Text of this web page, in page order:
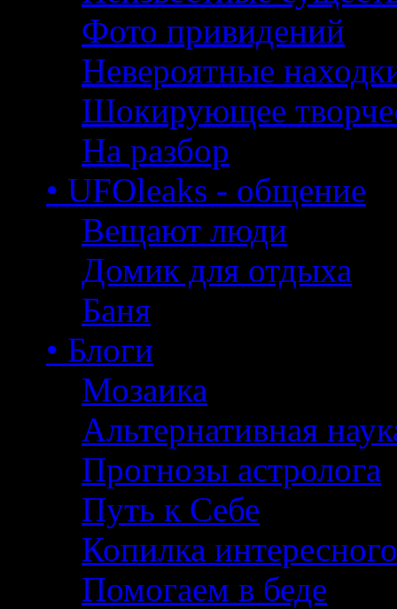
Фото привидений
Невероятные
Шокирующее
На разбор
• UFOleaks - общение
Вещают люди
Домик для отдыха
Баня
• Блоги
Мозаика
Альтернативная
Прогнозы астролога
Путь к Себе
Копилка интересного
Помогаем в беде